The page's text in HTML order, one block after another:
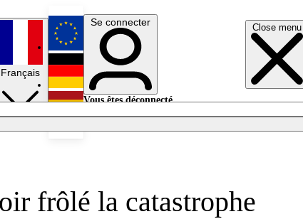
Close menu
Français
English
Deutsch
Se connecter
Vous êtes déconnecté.
frôlé la catastrophe